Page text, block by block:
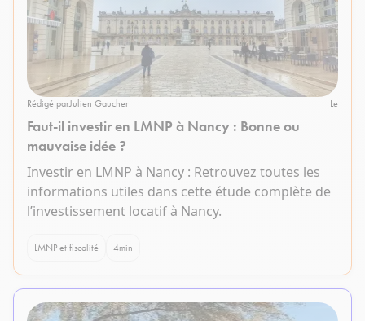
Rédigé parJulien Gaucher Le
Faut-il investir en LMNP à Nancy : Bonne ou
mauvaise idée ?
Investir en LMNP à Nancy : Retrouvez toutes les
informations utiles dans cette étude complète de
l’investissement locatif à Nancy.
LMNP et fiscalité 4min